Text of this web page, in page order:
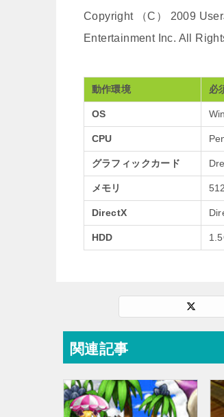
Copyright （C） 2009
Entertainment Inc. All
動作環境 必
OS
CPU
グラフィックカード
メモリ
DirectX
HDD
関連記事